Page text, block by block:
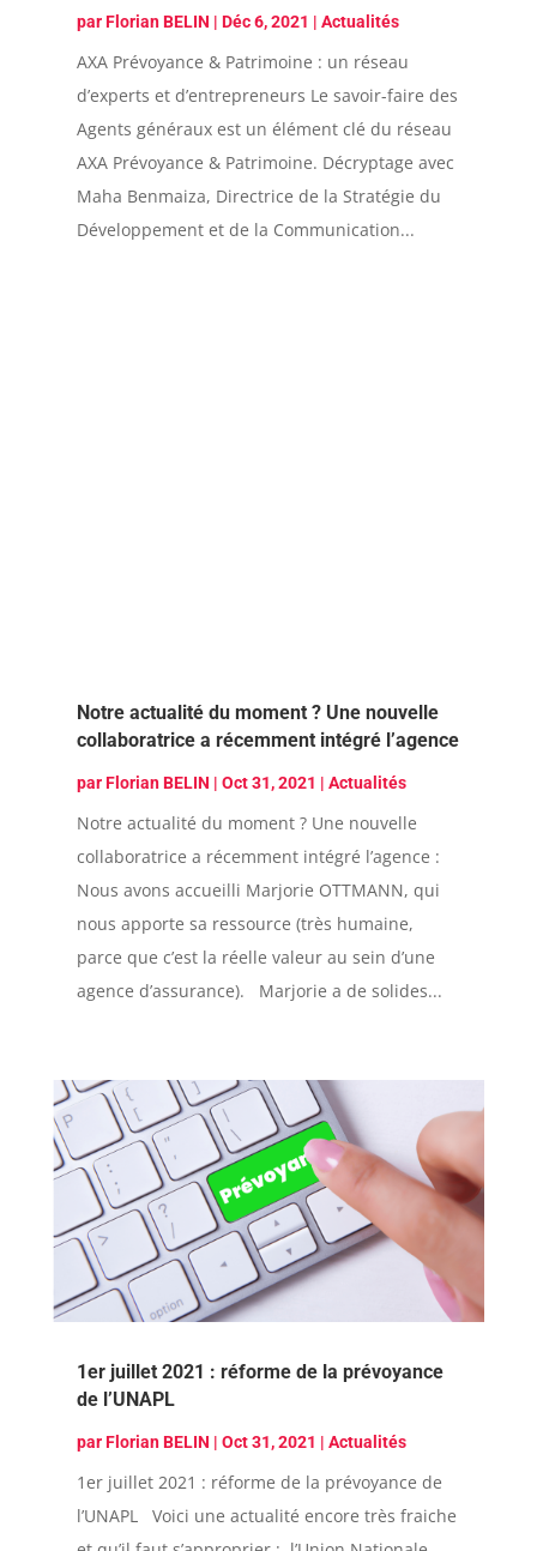
parFlorian BELIN | Déc 6, 2021 | Actualités
AXA Prévoyance & Patrimoine : un réseau
d’experts et d’entrepreneurs Le savoir-faire des
Agents généraux est un élément clé du réseau
AXA Prévoyance & Patrimoine. Décryptage avec
Maha Benmaiza, Directrice de la Stratégie du
Développement et de la Communication...
Notre actualité du moment ? Une nouvelle
collaboratrice a récemment intégré l’agence
parFlorian BELIN | Oct 31, 2021 | Actualités
Notre actualité du moment ? Une nouvelle
collaboratrice a récemment intégré l’agence :
Nous avons accueilli Marjorie OTTMANN, qui
nous apporte sa ressource (très humaine,
parce que c’est la réelle valeur au sein d’une
agence d’assurance). Marjorie a de solides...
1er juillet 2021 : réforme de la prévoyance
de l’UNAPL
parFlorian BELIN | Oct 31, 2021 | Actualités
1er juillet 2021 : réforme de la prévoyance de
l’UNAPL Voici une actualité encore très fraiche